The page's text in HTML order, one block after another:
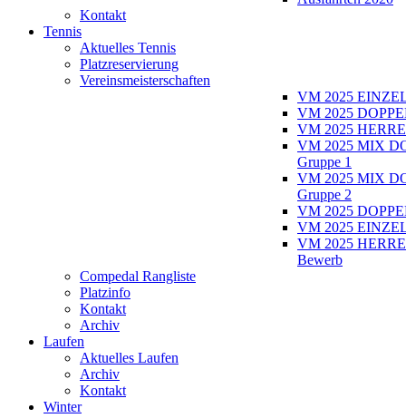
Kontakt
Tennis
Aktuelles Tennis
Platzreservierung
Vereinsmeisterschaften
VM 2025
VM 2025
VM 2025
VM 2025 MIX
Gruppe 1
VM 2025 MIX
Gruppe 2
VM 2025
VM 2025
VM 2025
Bewerb
Compedal Rangliste
Platzinfo
Kontakt
Archiv
Laufen
Aktuelles Laufen
Archiv
Kontakt
Winter